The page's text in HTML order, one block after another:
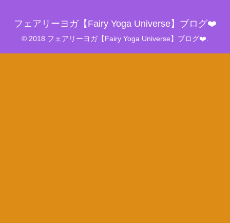
フェアリーヨガ【Fairy Yoga Universe】ブログ❤️
© 2018 フェアリーヨガ【Fairy Yoga Universe】ブログ❤️.